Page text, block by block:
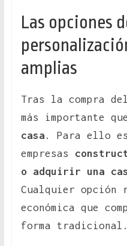
Las opciones
amplias
Tras la compra
más importante
casa . Para ello
empresas
o adquirir una
Cualquier opción
económica que
forma tradicional.